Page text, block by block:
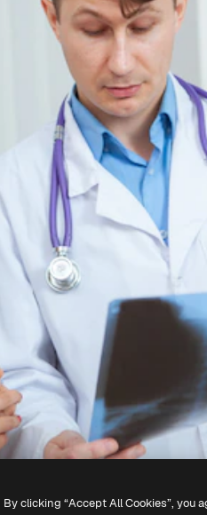
By clicking “Accept All Cookies”, you